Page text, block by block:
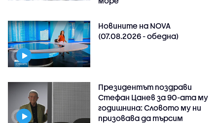
Новините на NOVA
(07.08.2026 - обедна)
Президентът поздрави
Стефан Цанев за 90-ата му
годишнина: Словото му ни
призовава да търсим